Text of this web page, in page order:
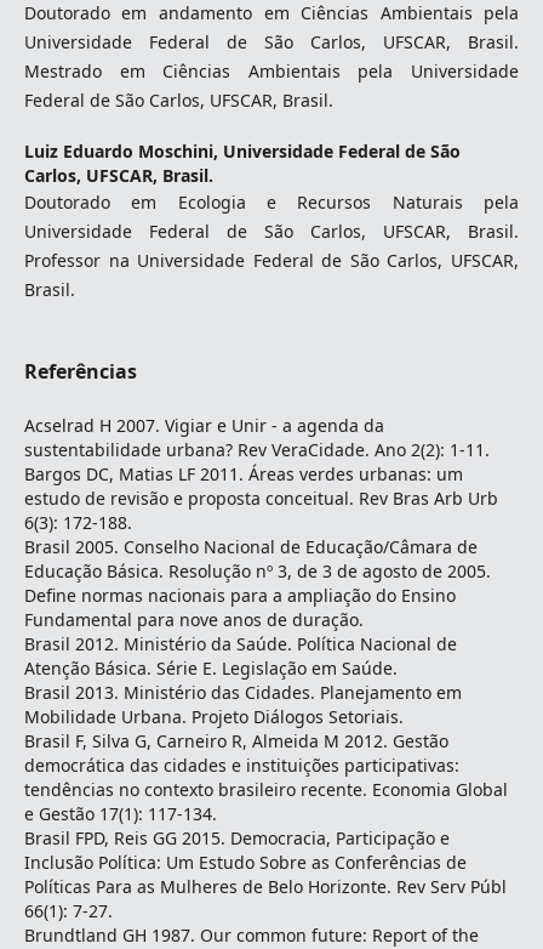
Doutorado em andamento em Ciências Ambientais pela
Universidade Federal de São Carlos, UFSCAR, Brasil.
Mestrado em Ciências Ambientais pela Universidade
Federal de São Carlos, UFSCAR, Brasil.
Luiz Eduardo Moschini, Universidade Federal de São
Carlos, UFSCAR, Brasil.
Doutorado em Ecologia e Recursos Naturais pela
Universidade Federal de São Carlos, UFSCAR, Brasil.
Professor na Universidade Federal de São Carlos, UFSCAR,
Brasil.
Referências
Acselrad H 2007. Vigiar e Unir - a agenda da
sustentabilidade urbana? Rev VeraCidade. Ano 2(2): 1-11.
Bargos DC, Matias LF 2011. Áreas verdes urbanas: um
estudo de revisão e proposta conceitual. Rev Bras Arb Urb
6(3): 172-188.
Brasil 2005. Conselho Nacional de Educação/Câmara de
Educação Básica. Resolução nº 3, de 3 de agosto de 2005.
Define normas nacionais para a ampliação do Ensino
Fundamental para nove anos de duração.
Brasil 2012. Ministério da Saúde. Política Nacional de
Atenção Básica. Série E. Legislação em Saúde.
Brasil 2013. Ministério das Cidades. Planejamento em
Mobilidade Urbana. Projeto Diálogos Setoriais.
Brasil F, Silva G, Carneiro R, Almeida M 2012. Gestão
democrática das cidades e instituições participativas:
tendências no contexto brasileiro recente. Economia Global
e Gestão 17(1): 117-134.
Brasil FPD, Reis GG 2015. Democracia, Participação e
Inclusão Política: Um Estudo Sobre as Conferências de
Políticas Para as Mulheres de Belo Horizonte. Rev Serv Públ
66(1): 7-27.
Brundtland GH 1987. Our common future: Report of the